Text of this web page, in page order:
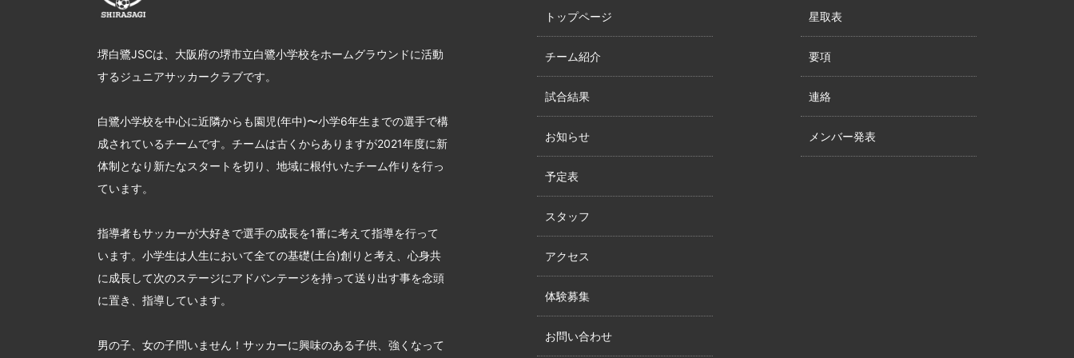
堺白鷺JSCは、大阪府の堺市立白鷺小学校をホームグラウンドに活動
するジュニアサッカークラブです。
白鷺小学校を中心に近隣からも園児(年中)〜小学6年生までの選手で構
成されているチームです。チームは古くからありますが2021年度に新
体制となり新たなスタートを切り、地域に根付いたチーム作りを行っ
ています。
指導者もサッカーが大好きで選手の成長を1番に考えて指導を行って
います。小学生は人生において全ての基礎(土台)創りと考え、心身共
に成長して次のステージにアドバンテージを持って送り出す事を念頭
に置き、指導しています。
男の子、女の子問いません！サッカーに興味のある子供、強くなって
トップページ
チーム紹介
試合結果
お知らせ
予定表
スタッフ
アクセス
体験募集
お問い合わせ
星取表
要項
連絡
メンバー発表